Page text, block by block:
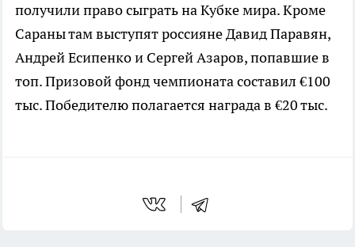
получили право сыграть на Кубке мира. Кроме
Сараны там выступят россияне Давид Паравян,
Андрей Есипенко и Сергей Азаров, попавшие в
топ. Призовой фонд чемпионата составил €100
тыс. Победителю полагается награда в €20 тыс.